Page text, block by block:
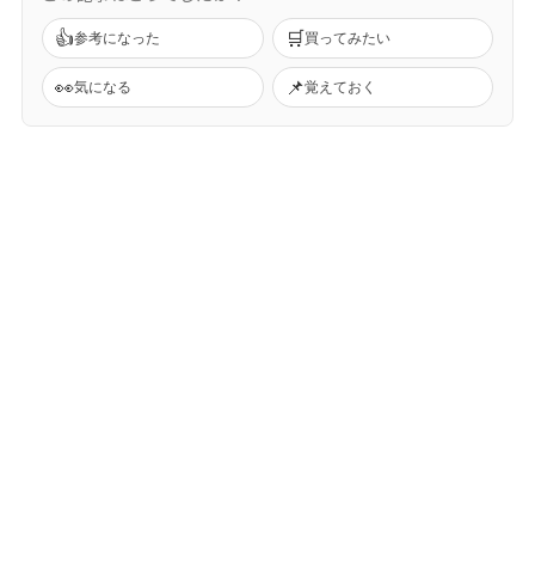
👍参考になった 🛒買ってみたい
👀気になる 📌覚えておく